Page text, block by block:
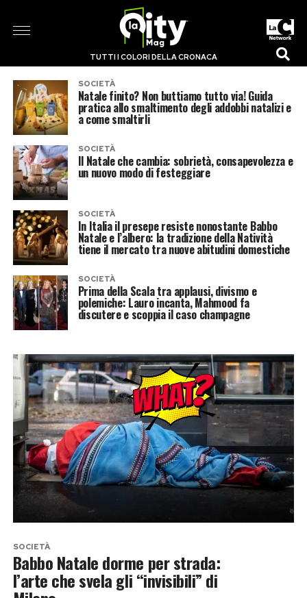
TUTTI I COLORI DELLA CRONACA
SOCIETÀ
Natale finito? Non buttiamo tutto via! Guida
pratica allo smaltimento degli addobbi natalizi e
a come smaltirli
SOCIETÀ
Il Natale che cambia: sobrietà, consapevolezza e
un nuovo modo di festeggiare
SOCIETÀ
In Italia il presepe resiste nonostante Babbo
Natale e l’albero: la tradizione della Natività
tiene il mercato tra nuove abitudini domestiche
SOCIETÀ
Prima della Scala tra applausi, divismo e
polemiche: Lauro incanta, Mahmood fa
discutere e scoppia il caso champagne
SOCIETÀ
Babbo Natale dorme per strada:
l’arte che svela gli “invisibili” di